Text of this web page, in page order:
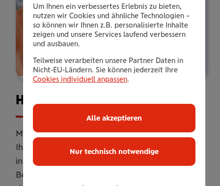
Haus­halts­ver­si­che­rung
Mit unserer Haushaltsversicherung sichern Sie
Ihr Zuhause umfassend ab. Online oder
individuell erweitert mit persönlicher
Betreuung. Flexibel anpassbar, damit Sie genau
Um Ihnen ein verbessertes Erlebnis zu bieten,
nutzen wir Cookies und ähnliche Technologien –
so können wir Ihnen z.B. personalisierte Inhalte
zeigen und unsere Services laufend verbessern
und ausbauen.
Teilweise verarbeiten unsere Partner Daten in
Nicht-EU-Ländern. Sie können jederzeit Ihre
Cookies individuell anpassen.
Nur technisch notwendige
Alle akzeptieren